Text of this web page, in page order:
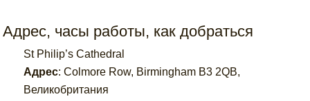
Адрес, часы работы, как добраться
St Philip’s Cathedral
Адрес:Colmore Row, Birmingham B3 2QB,
Великобритания